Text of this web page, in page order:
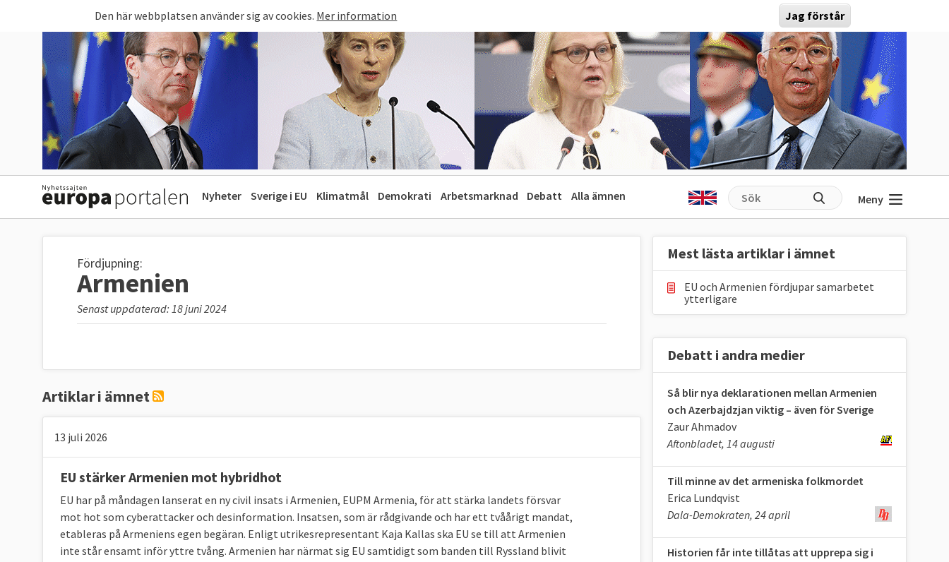
Den här webbplatsen använder sig av cookies. Mer information Jag förstår
Nyheter Sverige i EU Klimatmål Demokrati Arbetsmarknad Debatt Alla ämnen Meny
Fördjupning:
Armenien
Senast uppdaterad: 18 juni 2024
Artiklar i ämnet
13 juli 2026
EU stärker Armenien mot hybridhot
EU har på måndagen lanserat en ny civil insats i Armenien, EUPM Armenia, för att stärka landets försvar
mot hot som cyberattacker och desinformation. Insatsen, som är rådgivande och har ett tvåårigt mandat,
etableras på Armeniens egen begäran. Enligt utrikesrepresentant Kaja Kallas ska EU se till att Armenien
inte står ensamt inför yttre tvång. Armenien har närmat sig EU samtidigt som banden till Ryssland blivit
Mest lästa artiklar i ämnet
EU och Armenien fördjupar samarbetet
ytterligare
Debatt i andra medier
Så blir nya deklarationen mellan Armenien
och Azerbajdzjan viktig – även för Sverige
Zaur Ahmadov
Aftonbladet, 14 augusti
Till minne av det armeniska folkmordet
Erica Lundqvist
Dala-Demokraten, 24 april
Historien får inte tillåtas att upprepa sig i